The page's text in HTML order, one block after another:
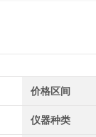
价格区间
仪器种类